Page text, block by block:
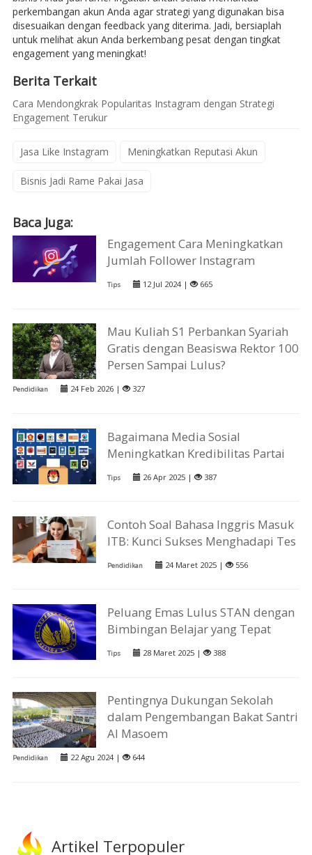
perkembangan akun Anda agar strategi yang digunakan bisa
disesuaikan dengan feedback yang diterima. Jadi, bersiaplah
untuk melihat akun Anda berkembang pesat dengan tingkat
engagement yang meningkat!
Berita Terkait
Cara Mendongkrak Popularitas Instagram dengan Strategi
Engagement Terukur
Jasa Like Instagram Meningkatkan Reputasi Akun
Bisnis Jadi Rame Pakai Jasa
Baca Juga:
Engagement Cara Meningkatkan
Jumlah Follower Instagram
Tips 12 Jul 2024 | 665
Mau Kuliah S1 Perbankan Syariah
Gratis dengan Beasiswa Rektor 100
Persen Sampai Lulus?
Pendidikan 24 Feb 2026 | 327
Bagaimana Media Sosial
Meningkatkan Kredibilitas Partai
Tips 26 Apr 2025 | 387
Contoh Soal Bahasa Inggris Masuk
ITB: Kunci Sukses Menghadapi Tes
Pendidikan 24 Maret 2025 | 556
Peluang Emas Lulus STAN dengan
Bimbingan Belajar yang Tepat
Tips 28 Maret 2025 | 388
Pentingnya Dukungan Sekolah
dalam Pengembangan Bakat Santri
Al Masoem
Pendidikan 22 Agu 2024 | 644
Artikel Terpopuler